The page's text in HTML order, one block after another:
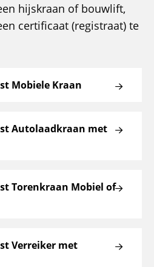
hijskraan of bouwlift,
certificaat (registraat) te
Mobiele Kraan
Autolaadkraan met
Torenkraan Mobiel of
Verreiker met